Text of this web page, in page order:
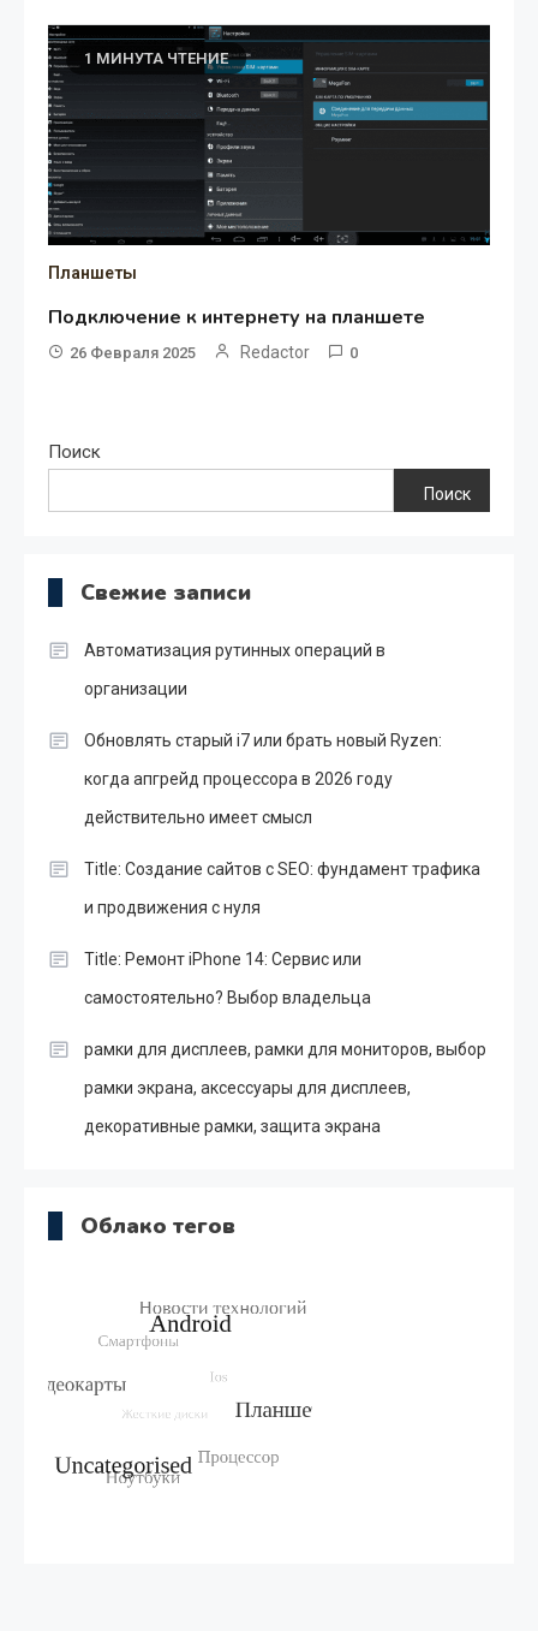
1 МИНУТА ЧТЕНИЕ
Планшеты
Подключение к интернету на планшете
26 Февраля 2025 Redactor 0
Поиск
Поиск
Свежие записи
Автоматизация рутинных операций в
организации
Обновлять старый i7 или брать новый Ryzen:
когда апгрейд процессора в 2026 году
действительно имеет смысл
Title: Создание сайтов с SEO: фундамент трафика
и продвижения с нуля
Title: Ремонт iPhone 14: Сервис или
самостоятельно? Выбор владельца
рамки для дисплеев, рамки для мониторов, выбор
рамки экрана, аксессуары для дисплеев,
декоративные рамки, защита экрана
Облако тегов